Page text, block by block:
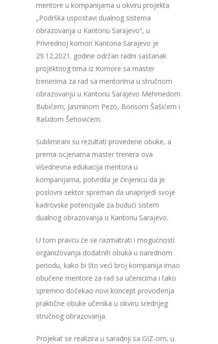
mentore u kompanijama u okviru projekta
„Podrška uspostavi dualnog sistema
obrazovanja u Kantonu Sarajevo“, u
Privrednoj komori Kantona Sarajevo je
29.12.2021. godine održan radni sastanak
projektnog tima iz Komore sa master
trenerima za rad sa mentorima u stručnom
obrazovanju u Kantonu Sarajevo Mehmedom
Bubićem, Jasminom Pezo, Borisom Šašićem i
Rašidom Šehovićem.
Sublimirani su rezultati provedene obuke, a
prema ocjenama master trenera ova
višednevna edukacija mentora u
kompanijama, potvrdila je činjenicu da je
poslovni sektor spreman da unaprijedi svoje
kadrovske potencijale za budući sistem
dualnog obrazovanja u Kantonu Sarajevo.
U tom pravcu će se razmatrati i mogućnosti
organizovanja dodatnih obuka u narednom
periodu, kako bi što veći broj kompanija imao
obučene mentore za rad sa učenicima i tako
spremno dočekao novi koncept provođenja
praktične obuke učenika u okviru srednjeg
stručnog obrazovanja.
Projekat se realizira u saradnji sa GIZ-om, u